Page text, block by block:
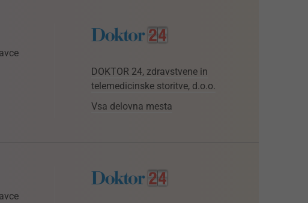
DOKTOR 24, zdravstvene in
telemedicinske storitve, d.o.o.
Vsa delovna mesta